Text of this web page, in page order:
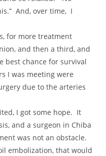
And, over time, I
for more treatment
and then a third, and
best chance for survival
I was meeting were
due to the arteries
I got some hope. It
and a surgeon in Chiba
was not an obstacle.
embolization, that would